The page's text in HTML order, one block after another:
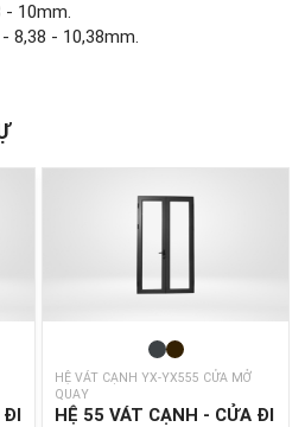
- 10mm.
8,38 - 10,38mm.
ĐI
HỆ VÁT CẠNH YX-YX555 CỬA MỞ
QUAY
HỆ 55 VÁT CẠNH - CỬA ĐI